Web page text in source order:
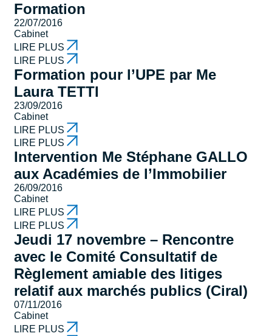
Formation
22/07/2016
Cabinet
LIRE PLUS
LIRE PLUS
Formation pour l’UPE par Me
Laura TETTI
23/09/2016
Cabinet
LIRE PLUS
LIRE PLUS
Intervention Me Stéphane GALLO
aux Académies de l’Immobilier
26/09/2016
Cabinet
LIRE PLUS
LIRE PLUS
Jeudi 17 novembre – Rencontre
avec le Comité Consultatif de
Règlement amiable des litiges
relatif aux marchés publics (Ciral)
07/11/2016
Cabinet
LIRE PLUS